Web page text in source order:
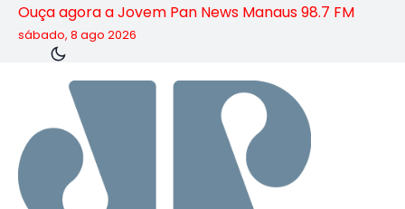
Ouça agora a Jovem Pan News Manaus 98.7 FM
sábado, 8 ago 2026